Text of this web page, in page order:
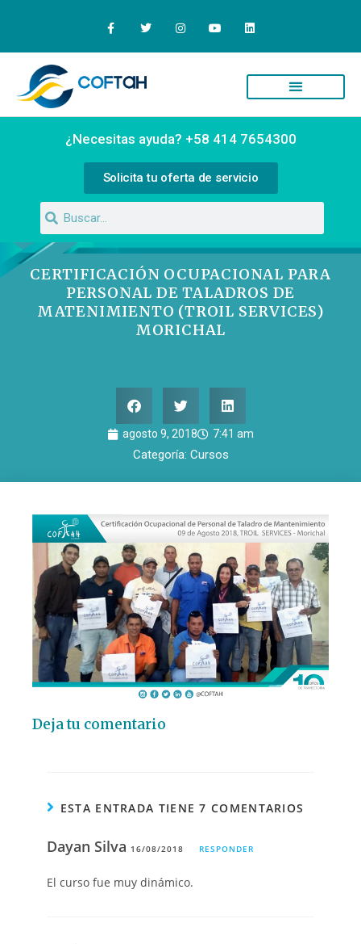
¿Necesitas ayuda? +58 414 7654300
Solicita tu oferta de servicio
CERTIFICACIÓN OCUPACIONAL PARA
PERSONAL DE TALADROS DE
MATENIMIENTO (TROIL SERVICES)
MORICHAL
agosto 9, 2018 7:41 am
Categoría: Cursos
Deja tu comentario
ESTA ENTRADA TIENE 7 COMENTARIOS
Dayan Silva 16/08/2018 RESPONDER
El curso fue muy dinámico.